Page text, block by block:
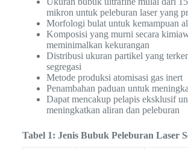
mikron untuk peleburan laser yang
Morfologi bulat untuk kemampuan
Komposisi yang murni secara
meminimalkan kekurangan
Distribusi ukuran partikel yang
segregasi
Metode produksi atomisasi gas inert
Penambahan paduan untuk
Dapat mencakup pelapis eksklusif
meningkatkan aliran dan peleburan
Tabel 1: Jenis Bubuk Peleburan Laser